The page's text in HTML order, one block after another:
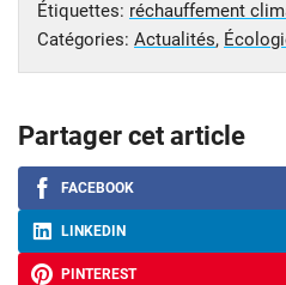
Étiquettes: réchauffement
Catégories: Actualités,
Partager cet article
FACEBOOK
LINKEDIN
PINTEREST